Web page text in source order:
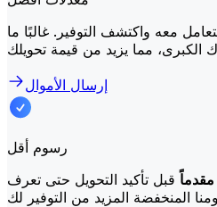
معه واكتشف التوفير. غالبًا ما
إرسال الأموال
رسوم أقل
قبل تأكيد التحويل حتى تعرف